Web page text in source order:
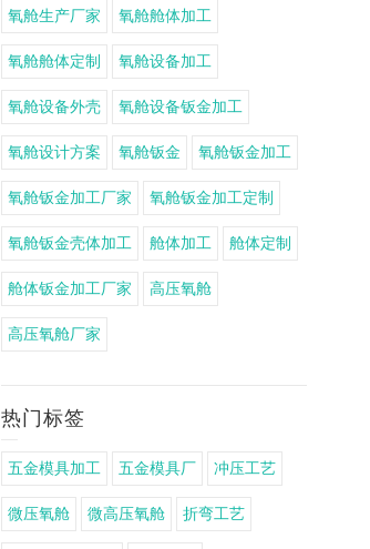
氧舱生产厂家 氧舱舱体加工
氧舱舱体定制 氧舱设备加工
氧舱设备外壳 氧舱设备钣金加工
氧舱设计方案 氧舱钣金 氧舱钣金加工
氧舱钣金加工厂家 氧舱钣金加工定制
氧舱钣金壳体加工 舱体加工 舱体定制
舱体钣金加工厂家 高压氧舱
高压氧舱厂家
热门标签
五金模具加工 五金模具厂 冲压工艺
微压氧舱 微高压氧舱 折弯工艺